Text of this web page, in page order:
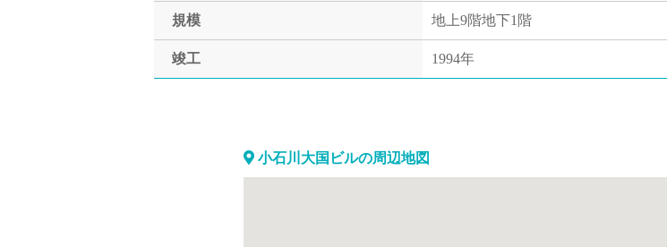
規模 地上9階地下1階
竣工 1994年
小石川大国ビルの周辺地図